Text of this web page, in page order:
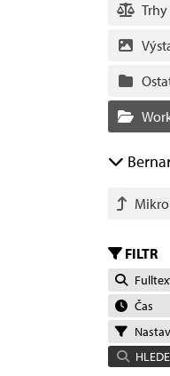
Trhy
FILTR
Čas